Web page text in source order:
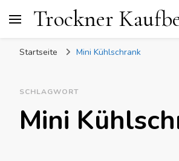
Trockner
Startseite Mini Kühlschrank
SCHLAGWORT
Mini